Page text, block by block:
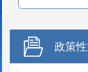
政策